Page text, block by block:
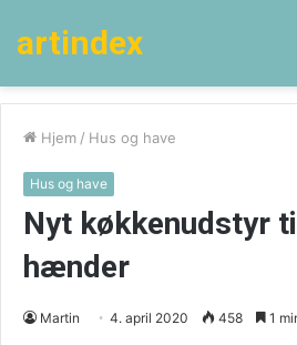
artindex
Hjem / Hus og have
Hus og have
Nyt køkkenudstyr
hænder
Martin 4. april 2020 458 1